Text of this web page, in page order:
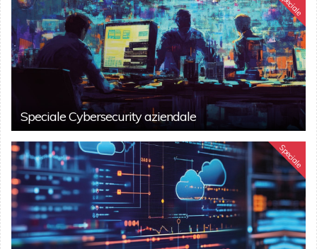
Speciale Cybersecurity aziendale
Speciale